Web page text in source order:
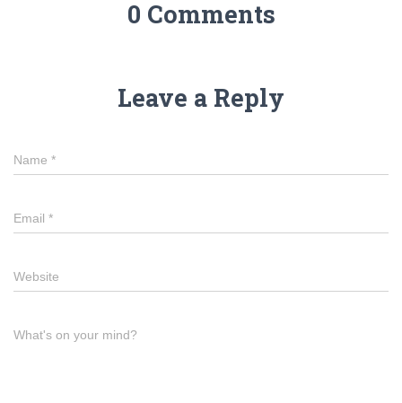
0 Comments
Leave a Reply
Name *
Email *
Website
What's on your mind?